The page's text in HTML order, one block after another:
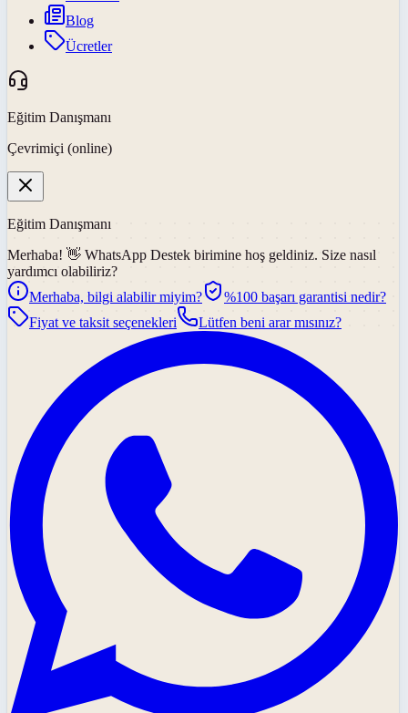
Blog
Ücretler
Eğitim Danışmanı
Çevrimiçi (online)
Eğitim Danışmanı
Merhaba! 👋 WhatsApp Destek birimine hoş geldiniz. Size nasıl
yardımcı olabiliriz?
Merhaba, bilgi alabilir miyim?
%100 başarı garantisi nedir?
Fiyat ve taksit seçenekleri
Lütfen beni arar mısınız?